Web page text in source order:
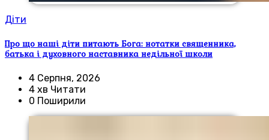
Діти
Про що наші діти питають Бога: нотатки священника,
батька і духовного наставника недільної школи
4 Серпня, 2026
4 хв Читати
0 Поширили